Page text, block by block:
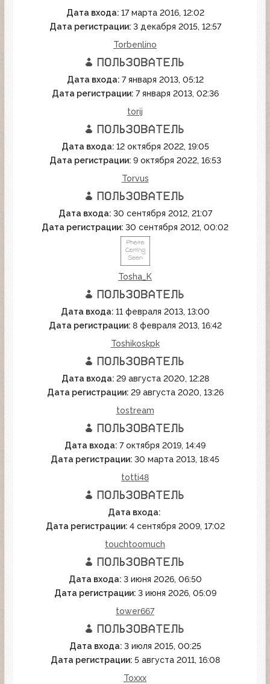
Дата входа: 17 марта 2016, 12:02
Дата регистрации: 3 декабря 2015, 12:57
Torbenlino
Дата входа: 7 января 2013, 05:12
Дата регистрации: 7 января 2013, 02:36
torij
Дата входа: 12 октября 2022, 19:05
Дата регистрации: 9 октября 2022, 16:53
Torvus
Дата входа: 30 сентября 2012, 21:07
Дата регистрации: 30 сентября 2012, 00:02
Tosha_K
Дата входа: 11 февраля 2013, 13:00
Дата регистрации: 8 февраля 2013, 16:42
Toshikoskpk
Дата входа: 29 августа 2020, 12:28
Дата регистрации: 29 августа 2020, 13:26
tostream
Дата входа: 7 октября 2019, 14:49
Дата регистрации: 30 марта 2013, 18:45
totti48
Дата входа:
Дата регистрации: 4 сентября 2009, 17:02
touchtoomuch
Дата входа: 3 июня 2026, 06:50
Дата регистрации: 3 июня 2026, 05:09
tower667
Дата входа: 3 июля 2015, 00:25
Дата регистрации: 5 августа 2011, 16:08
Toxxx